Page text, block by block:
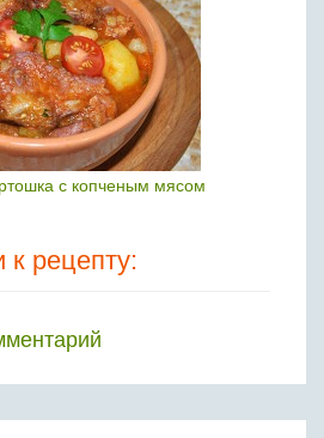
с копченым мясом
рецепту: